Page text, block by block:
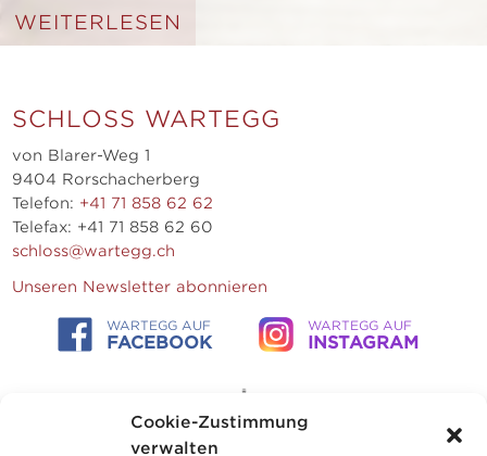
Cookie-Zustimmung
verwalten
WEITERLESEN
SCHLOSS WARTEGG
von Blarer-Weg 1
9404 Rorschacherberg
Telefon: +41 71 858 62 62
Telefax: +41 71 858 62 60
schloss@wartegg.ch
Unseren Newsletter abonnieren
WARTEGG AUF
FACEBOOK
WARTEGG AUF
INSTAGRAM